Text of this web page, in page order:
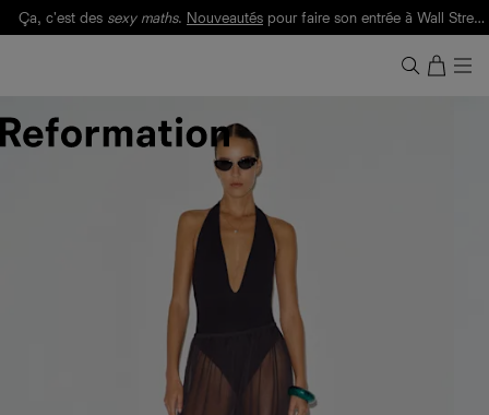
Ça, c'est des sexy maths. Nouveautés pour faire son entrée à Wall Street.